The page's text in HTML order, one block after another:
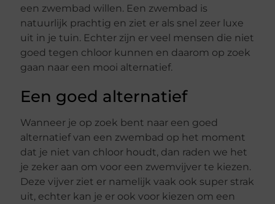
een zwembad willen. Een zwembad is
natuurlijk prachtig en ziet er als snel zeer luxe
uit in je tuin. Echter zijn er veel mensen die niet
goed tegen chloor kunnen en daarom op zoek
gaan naar een mooi alternatief.
Een goed alternatief
Wanneer je op zoek bent naar een goed
alternatief van een zwembad op het moment
dat je niet van chloor houdt, dan raden we het
je zeker aan om voor een zwemvijver te kiezen.
Deze vijver ziet er namelijk vaak ook super strak
uit, echter kan je er ook voor kiezen om een